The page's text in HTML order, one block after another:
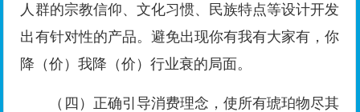
人群的宗教信仰、文化习惯、民族特点等设计开发
出有针对性的产品。避免出现你有我有大家有，你
降（价）我降（价）行业衰的局面。
（四）正确引导消费理念，使所有琥珀物尽其